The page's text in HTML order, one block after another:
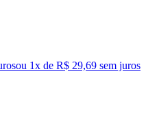
ou 1x de R$ 29,69 sem juros